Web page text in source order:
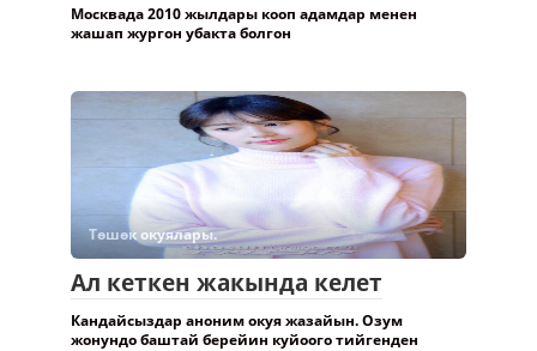
Москвада 2010 жылдары кооп адамдар менен
жашап жургон убакта болгон
Төшөк окуялары.
Ал кеткен жакында келет
Кандайсыздар аноним окуя жазайын. Озум
жонундо баштай берейин куйоого тийгенден